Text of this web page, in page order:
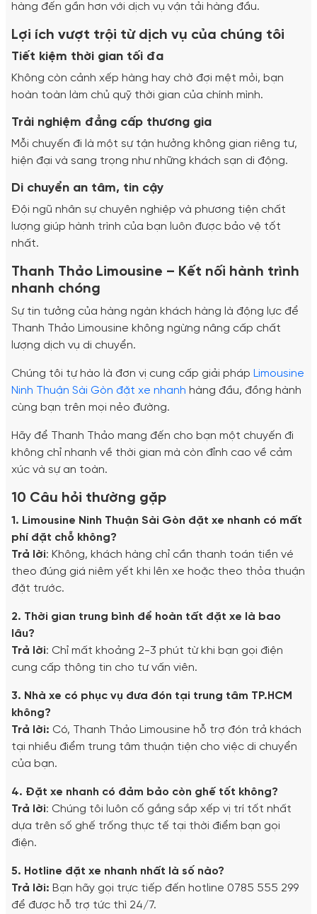
hàng đến gần hơn với dịch vụ vận tải hàng đầu.
Lợi ích vượt trội từ dịch vụ của chúng tôi
Tiết kiệm thời gian tối đa
Không còn cảnh xếp hàng hay chờ đợi mệt mỏi, bạn
hoàn toàn làm chủ quỹ thời gian của chính mình.
Trải nghiệm đẳng cấp thương gia
Mỗi chuyến đi là một sự tận hưởng không gian riêng tư,
hiện đại và sang trọng như những khách sạn di động.
Di chuyển an tâm, tin cậy
Đội ngũ nhân sự chuyên nghiệp và phương tiện chất
lượng giúp hành trình của bạn luôn được bảo vệ tốt
nhất.
Thanh Thảo Limousine – Kết nối hành trình
nhanh chóng
Sự tin tưởng của hàng ngàn khách hàng là động lực để
Thanh Thảo Limousine không ngừng nâng cấp chất
lượng dịch vụ di chuyển.
Chúng tôi tự hào là đơn vị cung cấp giải pháp Limousine
Ninh Thuận Sài Gòn đặt xe nhanh hàng đầu, đồng hành
cùng bạn trên mọi nẻo đường.
Hãy để Thanh Thảo mang đến cho bạn một chuyến đi
không chỉ nhanh về thời gian mà còn đỉnh cao về cảm
xúc và sự an toàn.
10 Câu hỏi thường gặp
1. Limousine Ninh Thuận Sài Gòn đặt xe nhanh có mất
phí đặt chỗ không?
Trả lời: Không, khách hàng chỉ cần thanh toán tiền vé
theo đúng giá niêm yết khi lên xe hoặc theo thỏa thuận
đặt trước.
2. Thời gian trung bình để hoàn tất đặt xe là bao
lâu?
Trả lời: Chỉ mất khoảng 2-3 phút từ khi bạn gọi điện
cung cấp thông tin cho tư vấn viên.
3. Nhà xe có phục vụ đưa đón tại trung tâm TP.HCM
không?
Trả lời: Có, Thanh Thảo Limousine hỗ trợ đón trả khách
tại nhiều điểm trung tâm thuận tiện cho việc di chuyển
của bạn.
4. Đặt xe nhanh có đảm bảo còn ghế tốt không?
Trả lời: Chúng tôi luôn cố gắng sắp xếp vị trí tốt nhất
dựa trên số ghế trống thực tế tại thời điểm bạn gọi
điện.
5. Hotline đặt xe nhanh nhất là số nào?
Trả lời: Bạn hãy gọi trực tiếp đến hotline 0785 555 299
để được hỗ trợ tức thì 24/7.